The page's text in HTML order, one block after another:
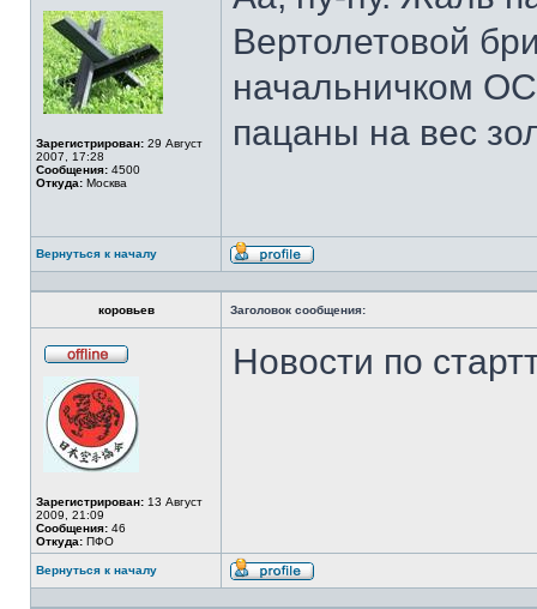
в
сети
Зарегистрирован: 29 Август
2007, 17:28
Сообщения: 4500
Откуда: Москва
Вертолетовой
начальничком
пацаны на вес
Вернуться к началу
Профиль
коровьев Заголовок сообщения:
сети
Зарегистрирован: 13 Август
2009, 21:09
Сообщения: 46
Откуда: ПФО
Новости по
Вернуться к началу
Профиль